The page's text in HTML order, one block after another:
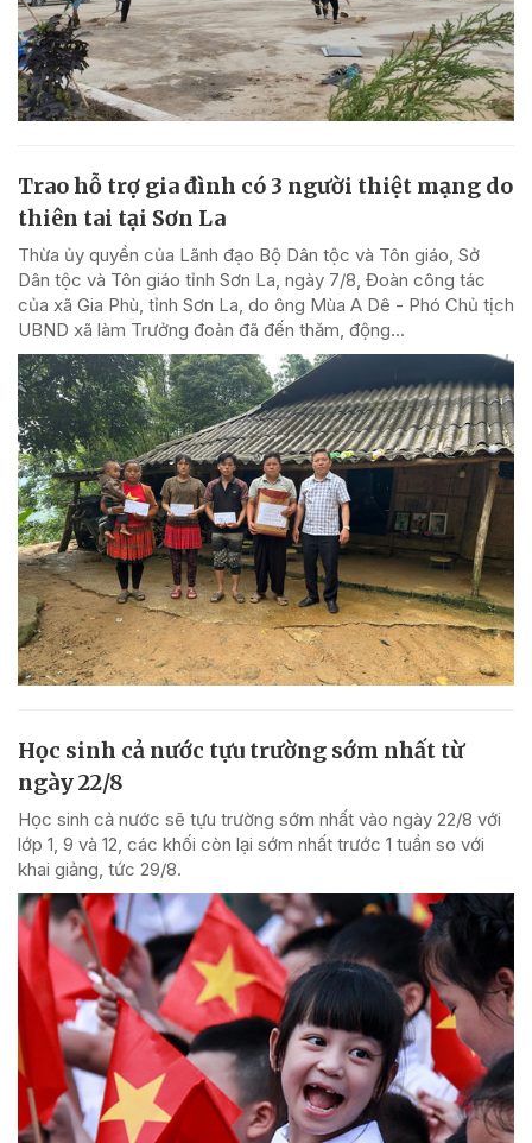
Trao hỗ trợ gia đình có 3 người thiệt mạng do
thiên tai tại Sơn La
Thừa ủy quyền của Lãnh đạo Bộ Dân tộc và Tôn giáo, Sở
Dân tộc và Tôn giáo tỉnh Sơn La, ngày 7/8, Đoàn công tác
của xã Gia Phù, tỉnh Sơn La, do ông Mùa A Dê - Phó Chủ tịch
UBND xã làm Trưởng đoàn đã đến thăm, động...
Học sinh cả nước tựu trường sớm nhất từ
ngày 22/8
Học sinh cả nước sẽ tựu trường sớm nhất vào ngày 22/8 với
lớp 1, 9 và 12, các khối còn lại sớm nhất trước 1 tuần so với
khai giảng, tức 29/8.